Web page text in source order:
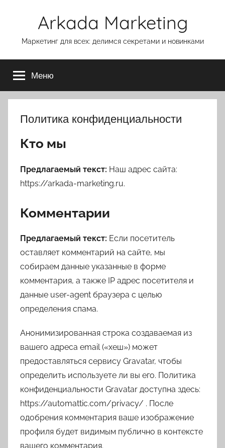
Arkada Marketing
Маркетинг для всех: делимся секретами и новинками
Меню
Политика конфиденциальности
Кто мы
Предлагаемый текст: Наш адрес сайта:
https://arkada-marketing.ru.
Комментарии
Предлагаемый текст: Если посетитель
оставляет комментарий на сайте, мы
собираем данные указанные в форме
комментария, а также IP адрес посетителя и
данные user-agent браузера с целью
определения спама.
Анонимизированная строка создаваемая из
вашего адреса email («хеш») может
предоставляться сервису Gravatar, чтобы
определить используете ли вы его. Политика
конфиденциальности Gravatar доступна здесь:
https://automattic.com/privacy/ . После
одобрения комментария ваше изображение
профиля будет видимым публично в контексте
вашего комментария.